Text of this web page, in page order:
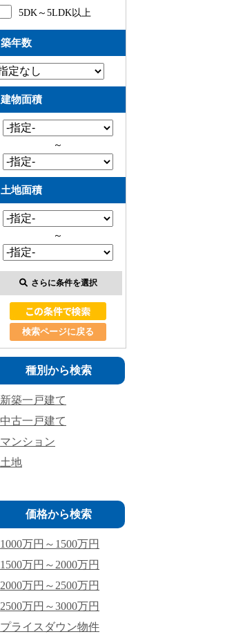
5DK～5LDK以上
築年数
建物面積
～
土地面積
～
さらに条件を選択
検索ページに戻る
種別から検索
新築一戸建て
中古一戸建て
マンション
土地
価格から検索
1000万円～1500万円
1500万円～2000万円
2000万円～2500万円
2500万円～3000万円
プライスダウン物件